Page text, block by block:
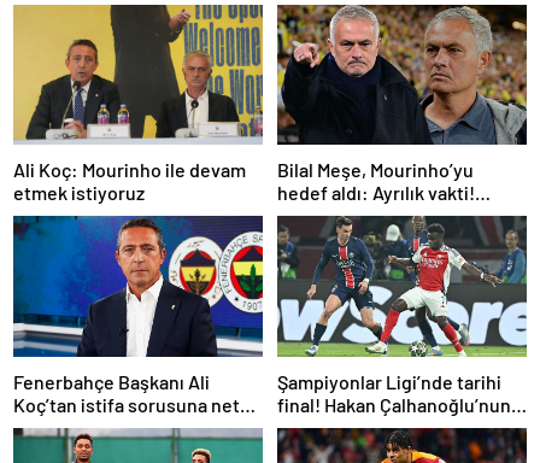
Ali Koç: Mourinho ile devam
etmek istiyoruz
Bilal Meşe, Mourinho’yu
hedef aldı: Ayrılık vakti!
Fenerbahçe’ye teknik
direktör önerisi
Fenerbahçe Başkanı Ali
Koç’tan istifa sorusuna net
yanıt! Mourinho’ya gelen dev
teklifi açıkladı
Şampiyonlar Ligi’nde tarihi
final! Hakan Çalhanoğlu’nun
takımı Inter’in rakibi belli oldu